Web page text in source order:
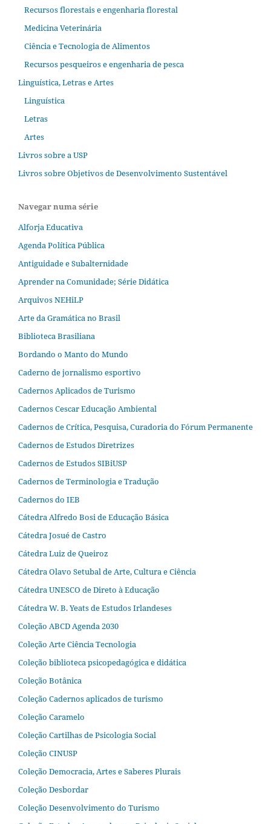
Recursos florestais e engenharia florestal
Medicina Veterinária
Ciência e Tecnologia de Alimentos
Recursos pesqueiros e engenharia de pesca
Linguística, Letras e Artes
Linguística
Letras
Artes
Livros sobre a USP
Livros sobre Objetivos de Desenvolvimento Sustentável
Navegar numa série
Alforja Educativa
Agenda Política Pública
Antiguidade e Subalternidade
Aprender na Comunidade; Série Didática
Arquivos NEHiLP
Arte da Gramática no Brasil
Biblioteca Brasiliana
Bordando o Manto do Mundo
Caderno de jornalismo esportivo
Cadernos Aplicados de Turismo
Cadernos Cescar Educação Ambiental
Cadernos de Crítica, Pesquisa, Curadoria do Fórum Permanente
Cadernos de Estudos Diretrizes
Cadernos de Estudos SIBiUSP
Cadernos de Terminologia e Tradução
Cadernos do IEB
Cátedra Alfredo Bosi de Educação Básica
Cátedra Josué de Castro
Cátedra Luiz de Queiroz
Cátedra Olavo Setubal de Arte, Cultura e Ciência
Cátedra UNESCO de Direto à Educação
Cátedra W. B. Yeats de Estudos Irlandeses
Coleção ABCD Agenda 2030
Coleção Arte Ciência Tecnologia
Coleção biblioteca psicopedagógica e didática
Coleção Botânica
Coleção Cadernos aplicados de turismo
Coleção Caramelo
Coleção Cartilhas de Psicologia Social
Coleção CINUSP
Coleção Democracia, Artes e Saberes Plurais
Coleção Desbordar
Coleção Desenvolvimento do Turismo